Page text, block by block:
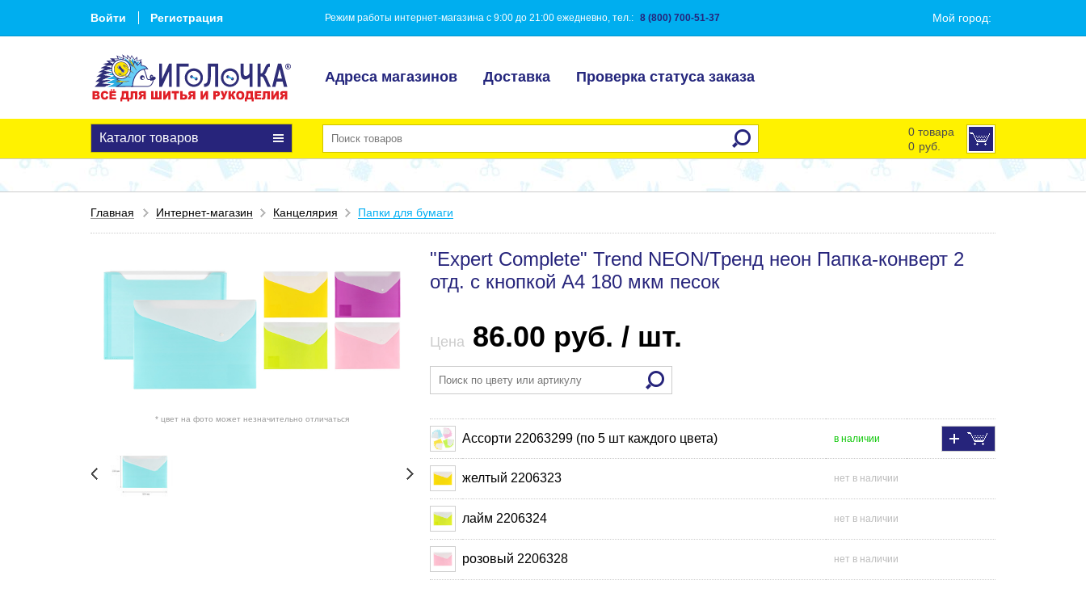
Войти Регистрация Режим работы интернет-магазина с 9:00 до 21:00 ежедневно, тел.: 8 (800) 700-51-37 Мой город:
Адреса магазинов Доставка Проверка статуса заказа
Каталог товаров
0 товара
0 руб.
Главная Интернет-магазин Канцелярия Папки для бумаги
* цвет на фото может незначительно отличаться
"Expert Complete" Trend NEON/Тренд неон Папка-конверт 2
отд. с кнопкой A4 180 мкм песок
Цена 86.00 руб. / шт.
Ассорти 22063299 (по 5 шт каждого цвета) в наличии
желтый 2206323 нет в наличии
лайм 2206324 нет в наличии
розовый 2206328 нет в наличии